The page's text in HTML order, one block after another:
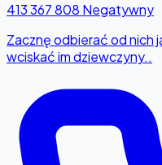
413 367 808 Negatywny
Zacznę odbierać od nich
wciskać im dziewczyny..